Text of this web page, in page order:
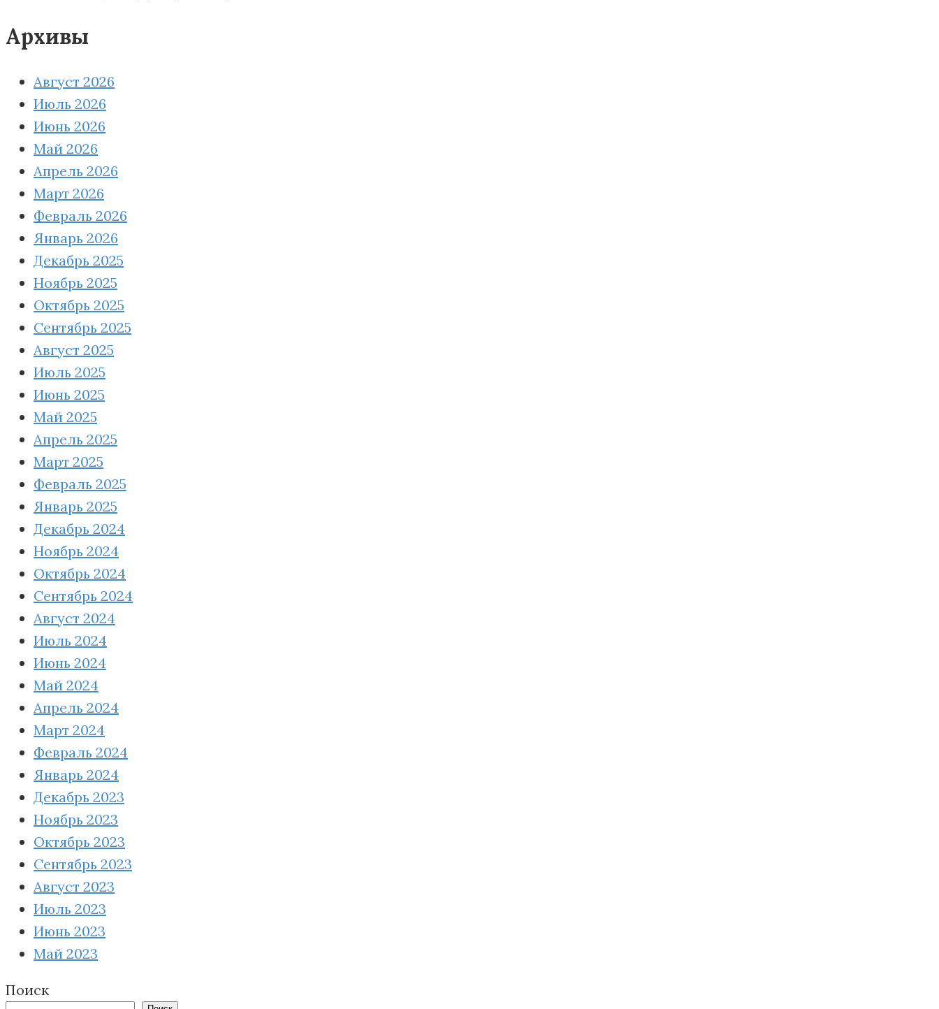
Архивы
Август 2026
Июль 2026
Июнь 2026
Май 2026
Апрель 2026
Март 2026
Февраль 2026
Январь 2026
Декабрь 2025
Ноябрь 2025
Октябрь 2025
Сентябрь 2025
Август 2025
Июль 2025
Июнь 2025
Май 2025
Апрель 2025
Март 2025
Февраль 2025
Январь 2025
Декабрь 2024
Ноябрь 2024
Октябрь 2024
Сентябрь 2024
Август 2024
Июль 2024
Июнь 2024
Май 2024
Апрель 2024
Март 2024
Февраль 2024
Январь 2024
Декабрь 2023
Ноябрь 2023
Октябрь 2023
Сентябрь 2023
Август 2023
Июль 2023
Июнь 2023
Май 2023
Поиск